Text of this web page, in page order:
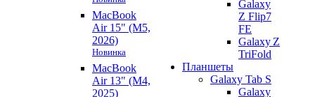
MacBook
Air 15" (M5,
2026)
Новинка
MacBook
Air 13" (M4,
2025)
Galaxy
Z Flip7
FE
Galaxy Z
TriFold
Планшеты
Galaxy Tab S
Galaxy